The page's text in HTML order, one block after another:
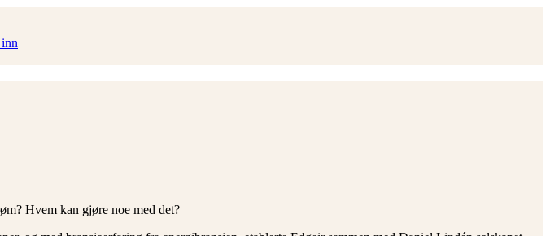
Hvem kan gjøre noe med det?